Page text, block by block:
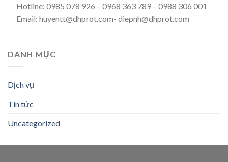
Hotline: 0985 078 926 – 0968 363 789 – 0988 306 001
Email: huyentt@dhprot.com- diepnh@dhprot.com
DANH MỤC
Dịch vụ
Tin tức
Uncategorized